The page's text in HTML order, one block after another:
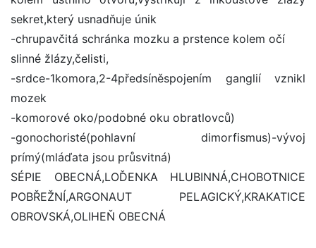
sekret,který usnadňuje únik
-chrupavčitá schránka mozku a prstence kolem očí
slinné žlázy,čelisti,
-srdce-1komora,2-4předsíněspojením ganglií vznikl
mozek
-komorové oko/podobné oku obratlovců)
-gonochoristé(pohlavní dimorfismus)-vývoj
prímý(mláďata jsou průsvitná)
SÉPIE OBECNÁ,LOĎENKA HLUBINNÁ,CHOBOTNICE
POBŘEŽNÍ,ARGONAUT PELAGICKÝ,KRAKATICE
OBROVSKÁ,OLIHEŇ OBECNÁ